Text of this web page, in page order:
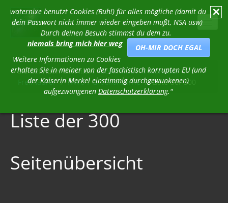
✕
waternixe benutzt Cookies (Buh!) für alles mögliche (damit du
dein Passwort nicht immer wieder eingeben mußt, NSA usw)
Durch deinen Besuch stimmst du dem zu.
OH-MIR DOCH EGAL
niemals bring mich hier weg
Weitere Informationen zu Cookies
erhalten Sie in meiner von der faschistisch korrupten EU (und
der Kaiserin Merkel einstimmig durchgewunkenen)
aufgezwungenen Datenschutzerklärung."
Stöverstuuv´s Klöndöör
Geheimgesellschaften
Familien
Sie befinden sich hier:Stöverstuuv´s Klöndöör /
Freimaurer / NWO / Großkonzerne / Liste der 300
Liste der 300
Seitenübersicht